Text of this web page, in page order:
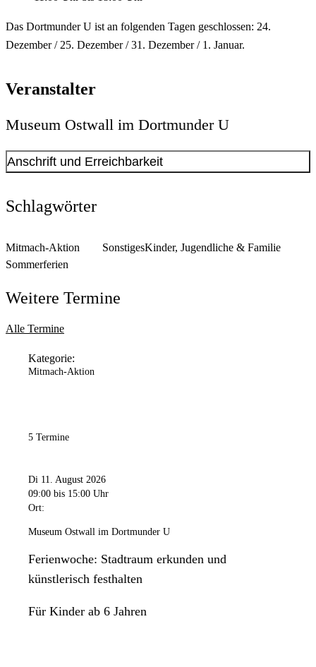
Das Dortmunder U ist an folgenden Tagen geschlossen: 24.
Dezember / 25. Dezember / 31. Dezember / 1. Januar.
Veranstalter
Museum Ostwall im Dortmunder U
Anschrift und Erreichbarkeit
Anschrift
Öffnungszeiten
Geschlossen
Dienstag
Mittwoch
Freitag
11:00 Uhrbis18:00 Uhr
Sonntag
11:00 Uhr bis 18:00 Uhr
Das Dortmunder U ist an folgenden Tagen geschlossen: 24.
Dezember / 25. Dezember / 31. Dezember / 1. Januar.
Schlagwörter
Mitmach-Aktion SonstigesKinder, Jugendliche & Familie
Sommerferien
Weitere Termine
Alle Termine
Kategorie:
Mitmach-Aktion
5 Termine
Di 11. August 2026
09:00 bis 15:00 Uhr
Ort:
Museum Ostwall im Dortmunder U
Ferienwoche: Stadtraum erkunden und
künstlerisch festhalten
Für Kinder ab 6 Jahren